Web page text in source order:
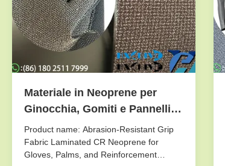
Materiale in Neoprene per
Ginocchia, Gomiti e Pannelli
Sedile per Sport Acquatici con
Grip Resistente e Isolamento
Termico
Product name: Abrasion-Resistant Grip
Fabric Laminated CR Neoprene for
Gloves, Palms, and Reinforcement